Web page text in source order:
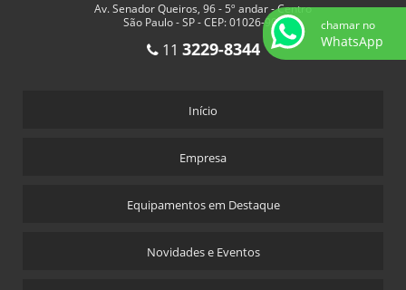
Av. Senador Queiros, 96 - 5º andar - Centro
São Paulo - SP - CEP: 01026-900
11 3229-8344
Início
Empresa
Equipamentos em Destaque
Novidades e Eventos
chamar no
WhatsApp